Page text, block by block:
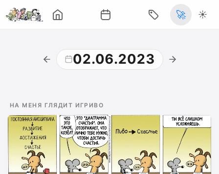
🚀 ☀️
02.06.2023
НА МЕНЯ ГЛЯДИТ ИГРИВО